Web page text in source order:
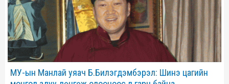
МУ-ын Манлай уяач Б.Билэгдэмбэрэл: Шинэ цагийн